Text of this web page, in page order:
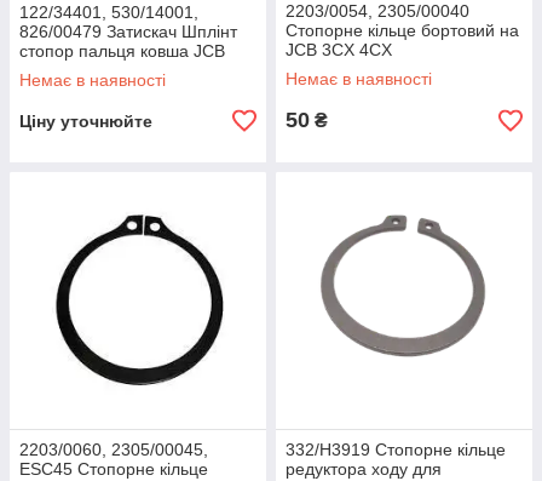
122/34401, 530/14001,
826/00479 Затискач Шплінт
стопор пальця ковша JCB
Немає в наявності
Ціну уточнюйте
2203/0054, 2305/00040
Стопорне кільце бортовий на
JCB 3CX 4CX
Немає в наявності
50 ₴
2203/0060, 2305/00045,
ESC45 Стопорне кільце
332/H3919 Стопорне кільце
редуктора ходу для